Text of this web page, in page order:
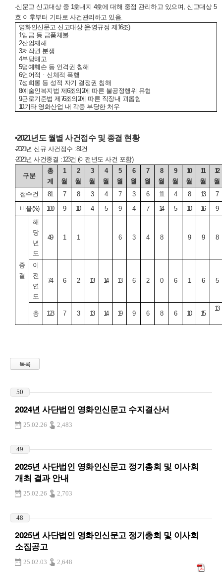
-신문고 신고대상 중 1호내지 4호에 대해 중점 관리하고 있으며, 신고대상 5
호 이후부터 기타로 사건관리하고 있음.
영화인신문고 신고대상 (운영규정 제16조)
1.임금 등 금품체불
2.산업재해
3.저작권 분쟁
4.부당해고
5.명예훼손 등 인격권 침해
6.언어적ㆍ신체적 폭행
7.성희롱 등 성적 자기 결정권 침해
8.예술인복지법 제6조의2에 따른 불공정행위 유형
9.근로기준법 제76조의2에 따른 직장내 괴롭힘
10.기타 영화산업 내 각종 부당한 처우
•2021년도 월별 사건접수 및 종결 현황
-2021년 신규 사건접수 : 81건
-2021년 사건종결 : 123건 (이전년도 사건 포함)
구분
총
계
1
월
2
월
3
월
4
월
5
월
6
월
7
월
8
월
9
월
10
월
11
월
12
월
접수건
81 7 8 3 4 7 3 6 11 4 8 13
7
비율(%) 100 9 10 4 5 9 4 7 14 5 10 16 9
종
결
해
당
년
도
49 1 1 6 3 4 8 9 9 8
이
전
연
도
74 6 2 13 14 13 6 2 0 6 1 6 5
총 123 7 3 13 14 19 9 6 8 6 10 15
13
목록
50
2024년 사단법인 영화인신문고 수지결산서
25.02.26 2,483
49
2025년 사단법인 영화인신문고 정기총회 및 이사회
개최 결과 안내
25.02.26 2,703
48
2025년 사단법인 영화인신문고 정기총회 및 이사회
소집공고
25.02.03 2,648